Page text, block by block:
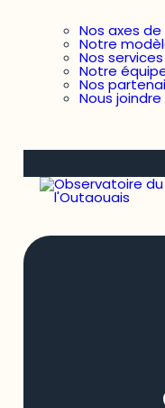
Nos axes
Notre
Nos services
Notre
Nos
Nous joindre